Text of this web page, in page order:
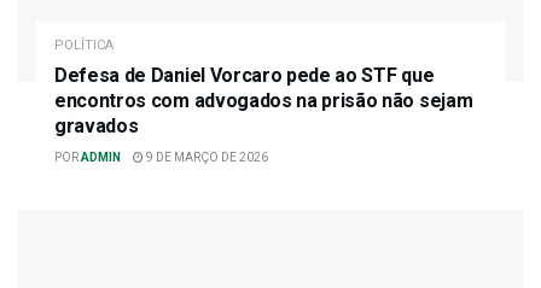
POLÍTICA
Defesa de Daniel Vorcaro pede ao STF que
encontros com advogados na prisão não sejam
gravados
PORADMIN 9 DE MARÇO DE 2026